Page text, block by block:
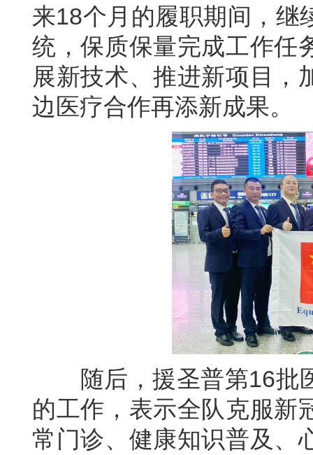
来18个月的履职期间，继
统，保质保量完成工作任
展新技术、推进新项目，
边医疗合作再添新成果。
随后，援圣普第16批
的工作，表示全队克服新
常门诊、健康知识普及、